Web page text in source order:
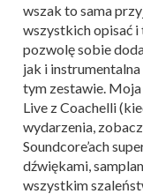
wszak to sama
wszystkich opisać i
pozwolę sobie
jak i instrumentalna
tym zestawie.
Live z Coachelli
wydarzenia,
Soundcore’ach
dźwiękami,
wszystkim